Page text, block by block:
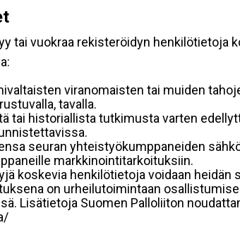
tai vuokraa rekisteröidyn henkilötietoja
viranomaisten tai muiden
tavalla.
tai historiallista tutkimusta varten
seuran yhteistyökumppaneiden
markkinointitarkoituksiin.
koskevia henkilötietoja voidaan heidän
on urheilutoimintaan
Lisätietoja Suomen Palloliiton